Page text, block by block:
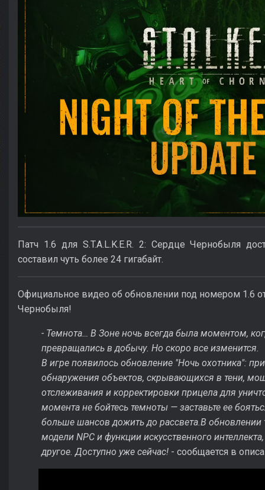
Патч 1.6 для S.T.A.L.K.E.R. 2: Сердце Чернобыля
составил чуть более 24 гигабайт.
Официальное видео об обновлении под номером 1.6 от
Чернобыля!
- Темнота… В Зоне ночь всегда была моментом,
превращались в добычу. Но скоро все изменится.
В игре появилось обновление "Ночь охотника":
обнаружения объектов, скрывающихся в тени,
отслеживания и корректировки прицела для
момента не бойтесь темноты — заставьте ее
больше шансов дожить до рассвета.В
модели NPC и функции искусственного
другое. Доступно уже сейчас! - сообщается в